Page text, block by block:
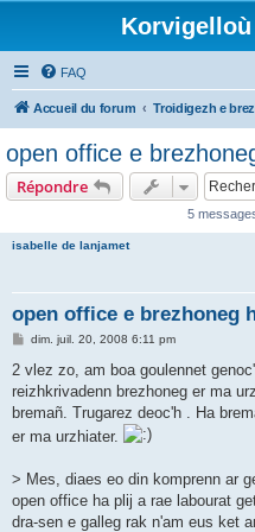
Korvigelloù
FAQ
Accueil du forum Troidigezh e
open office e
Répondre
5
isabelle de lanjamet
open office e brezhoneg
M
s
a
g
dim. juil. 20, 2008 6:11 pm
2 vlez zo, am boa goulennet
reizhkrivadenn brezhoneg er ma
bremañ. Trugarez deoc'h . Ha
er ma urzhiater.
> Mes, diaes eo din komprenn ar
open office ha plij a rae labourat
dra-sen e galleg rak n'am eus ket